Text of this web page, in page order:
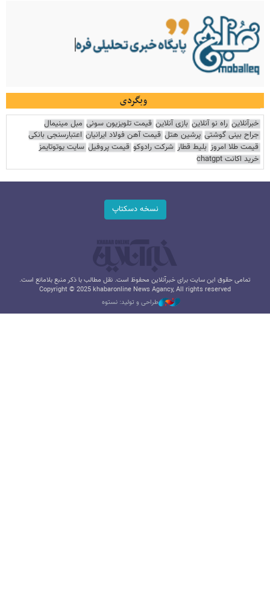
وبگردی
خبرآنلاین راه نو آنلاین بازی آنلاین قیمت تلویزیون سونی مبل مینیمال
جراح بینی گوشتی پرشین هتل قیمت آهن فولاد ایرانیان اعتبارسنجی بانکی
قیمت طلا امروز بلیط قطار شرکت رادوکو قیمت پروفیل سایت یوتوتایمز
خرید اکانت chatgpt
نسخه دسکتاپ
تمامی حقوق این سایت برای خبرآنلاین محفوظ است. نقل مطالب با ذکر منبع بلامانع است.
Copyright © 2025 khabaronline News Agancy, All rights reserved
طراحی و تولید: نستوه